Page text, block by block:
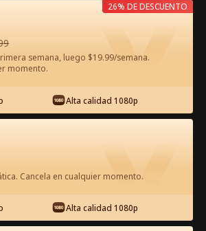
Amor Callado Película
semana, luego $19.99/semana.
momento.
Alta calidad 1080p
26% DE DESCUENTO
Cancela en cualquier momento.
Alta calidad 1080p